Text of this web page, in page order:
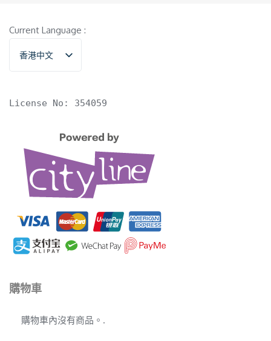
Current Language :
香港中文
English
License No: 354059
購物車
購物車內沒有商品。.